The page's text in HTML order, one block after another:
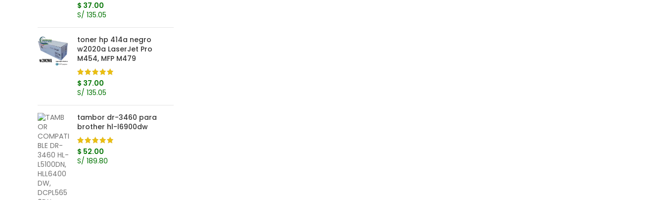
$ 37.00
S/ 135.05
toner hp 414a negro
w2020a LaserJet Pro
M454, MFP M479
$ 37.00
S/ 135.05
tambor dr-3460 para
brother hl-l6900dw
$ 52.00
S/ 189.80